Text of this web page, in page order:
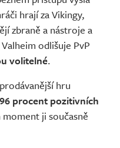
hrají za Vikingy,
zbraně a nástroje a
odlišuje PvP
volitelné.
hru
96 procent pozitivních
ji současně